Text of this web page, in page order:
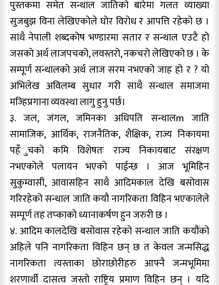
पुस्तकमा समेत सन्थाल जातिको बारेमा गलत व्याख्या
सुजबुझ विना लेखिएकोले घोर विरोध र आपत्ति रहेको छ ।
साथै नेपाली शब्दकोष भण्डारमा सतार र सन्थाल एउटै हो
जसको अर्थ लाजपचको, लवस्तरो, नकचरो लेखिएको छ । के
सम्पूर्ण सन्थालको अर्थ लाज सरम नभएको जाह हो र ? यो
अभिलेख अविलम्ब सुधार गरी साथै सन्थाल समाजमा
मज्हिप्रगाना व्यवस्था लागु हुनु पर्छ।
३. जल, जंगल, जमिनका अधिपति सन्थालm जाति
सामाजिक, आर्थिक, राजनैतिक, शैक्षिक, राज्य निकायमा
पहँुचको कमि विशेषतः राज्य निकायबाट संरक्षण
नभएकोले पलायन भएको पाईन्छ । आज भूमिहिन
सुकुम्वासी, आवासहिन साथै आदिमकाल देखि बसोवास
गरिरहेको सन्थाल जाति कयौ नागरिकता विहिन भएकालेले
सम्पूर्ण तह तप्काको ध्यानाकर्षण हुन जरुरी छ ।
४. आदिम कालदेखि बसोवास रहेको सन्थाल जाति कयौंको
अहिले पनि नागरिकता विहिन छन् छ त केवल जन्मसिद्ध
नागरिकता त्यस्ताका छोराछोरीहरु आफ्नै जन्मभूमिमा
शरणार्थी दासत्व जस्तो राष्ट्रिय प्रमाण विहिन छन् । यदि